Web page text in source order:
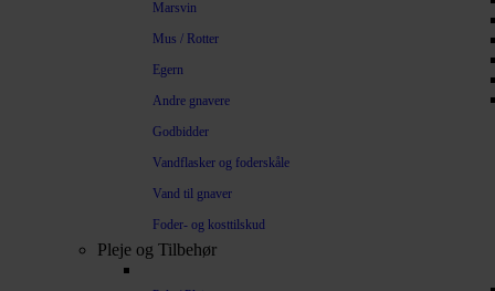
Marsvin
Mus / Rotter
Egern
Andre gnavere
Godbidder
Vandflasker og foderskåle
Vand til gnaver
Foder- og kosttilskud
Pleje og Tilbehør